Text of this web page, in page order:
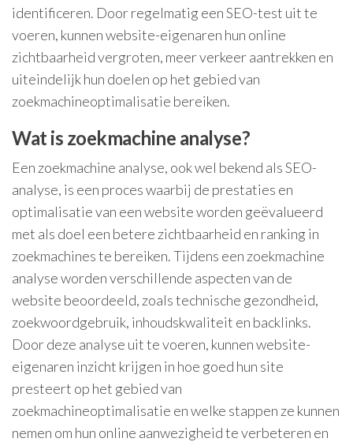
identificeren. Door regelmatig een SEO-test uit te
voeren, kunnen website-eigenaren hun online
zichtbaarheid vergroten, meer verkeer aantrekken en
uiteindelijk hun doelen op het gebied van
zoekmachineoptimalisatie bereiken.
Wat is zoekmachine analyse?
Een zoekmachine analyse, ook wel bekend als SEO-
analyse, is een proces waarbij de prestaties en
optimalisatie van een website worden geëvalueerd
met als doel een betere zichtbaarheid en ranking in
zoekmachines te bereiken. Tijdens een zoekmachine
analyse worden verschillende aspecten van de
website beoordeeld, zoals technische gezondheid,
zoekwoordgebruik, inhoudskwaliteit en backlinks.
Door deze analyse uit te voeren, kunnen website-
eigenaren inzicht krijgen in hoe goed hun site
presteert op het gebied van
zoekmachineoptimalisatie en welke stappen ze kunnen
nemen om hun online aanwezigheid te verbeteren en